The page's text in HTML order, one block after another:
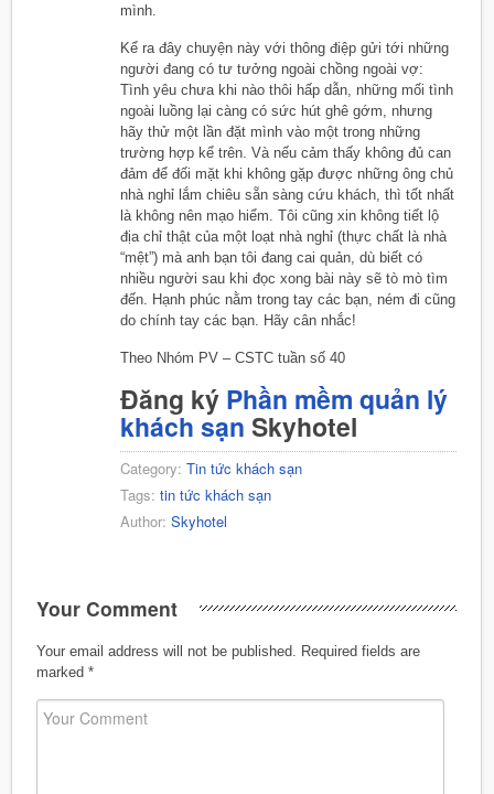
mình.
Kể ra đây chuyện này với thông điệp gửi tới những
người đang có tư tưởng ngoài chồng ngoài vợ:
Tình yêu chưa khi nào thôi hấp dẫn, những mối tình
ngoài luồng lại càng có sức hút ghê gớm, nhưng
hãy thử một lần đặt mình vào một trong những
trường hợp kể trên. Và nếu cảm thấy không đủ can
đảm để đối mặt khi không gặp được những ông chủ
nhà nghỉ lắm chiêu sẵn sàng cứu khách, thì tốt nhất
là không nên mạo hiểm. Tôi cũng xin không tiết lộ
địa chỉ thật của một loạt nhà nghỉ (thực chất là nhà
“mệt”) mà anh bạn tôi đang cai quản, dù biết có
nhiều người sau khi đọc xong bài này sẽ tò mò tìm
đến. Hạnh phúc nằm trong tay các bạn, ném đi cũng
do chính tay các bạn. Hãy cân nhắc!
Theo Nhóm PV – CSTC tuần số 40
Đăng ký Phần mềm quản lý
khách sạn Skyhotel
Category: Tin tức khách sạn
Tags: tin tức khách sạn
Author: Skyhotel
Your Comment
Your email address will not be published. Required fields are
marked *